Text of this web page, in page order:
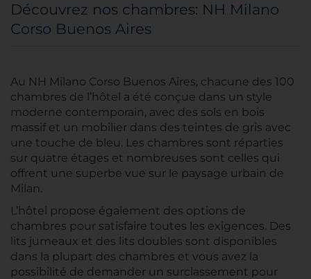
Découvrez nos chambres: NH Milano
Corso Buenos Aires
Au NH Milano Corso Buenos Aires, chacune des 100
chambres de l’hôtel a été conçue dans un style
moderne contemporain, avec des sols en bois
massif et un mobilier dans des teintes de gris avec
une touche de bleu. Les chambres sont réparties
sur quatre étages et nombreuses sont celles qui
offrent une superbe vue sur le paysage urbain de
Milan.
L’hôtel propose également des options de
chambres pour satisfaire toutes les exigences. Des
lits jumeaux et des lits doubles sont disponibles
dans la plupart des chambres et vous avez la
possibilité de demander un surclassement pour